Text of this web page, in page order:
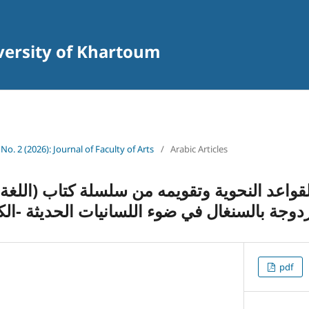
of Khartoum
2 (2026): Journal of Faculty of Arts / Arabic Articles
النحوية وتقويمه من سلسلة كتاب
بالسنغال في ضوء اللسانيات الحديثة -
pdf